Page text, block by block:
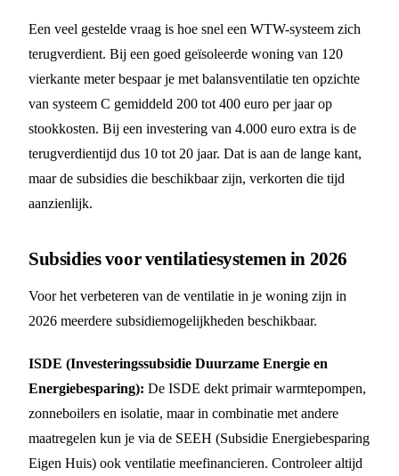
Een veel gestelde vraag is hoe snel een WTW-systeem zich
terugverdient. Bij een goed geïsoleerde woning van 120
vierkante meter bespaar je met balansventilatie ten opzichte
van systeem C gemiddeld 200 tot 400 euro per jaar op
stookkosten. Bij een investering van 4.000 euro extra is de
terugverdientijd dus 10 tot 20 jaar. Dat is aan de lange kant,
maar de subsidies die beschikbaar zijn, verkorten die tijd
aanzienlijk.
Subsidies voor ventilatiesystemen in 2026
Voor het verbeteren van de ventilatie in je woning zijn in
2026 meerdere subsidiemogelijkheden beschikbaar.
ISDE (Investeringssubsidie Duurzame Energie en
Energiebesparing): De ISDE dekt primair warmtepompen,
zonneboilers en isolatie, maar in combinatie met andere
maatregelen kun je via de SEEH (Subsidie Energiebesparing
Eigen Huis) ook ventilatie meefinancieren. Controleer altijd